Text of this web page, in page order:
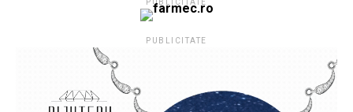
PUBLICITATE
PUBLICITATE